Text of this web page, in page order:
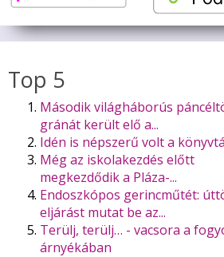
Top 5
Második világháborús
gránát került elő a...
Idén is népszerű volt a
Még az iskolakezdés előtt
megkezdődik a Pláza-...
Endoszkópos gerincműtét:
eljárást mutat be az...
Terülj, terülj… - vacsora a
árnyékában